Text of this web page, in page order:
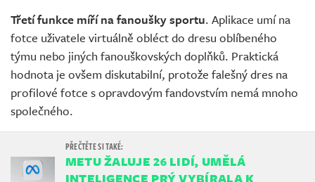
Třetí funkce míří na fanoušky sportu. Aplikace umí na
fotce uživatele virtuálně obléct do dresu oblíbeného
týmu nebo jiných fanouškovských doplňků. Praktická
hodnota je ovšem diskutabilní, protože falešný dres na
profilové fotce s opravdovým fandovstvím nemá mnoho
společného.
METU ŽALUJE 26 LIDÍ, UMĚLÁ
INTELIGENCE PRÝ VYBÍRALA K